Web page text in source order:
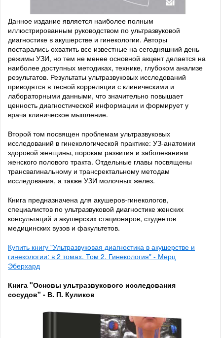
Данное издание является наиболее полным
иллюстрированным руководством по ультразвуковой
диагностике в акушерстве и гинекологии. Авторы
постарались охватить все известные на сегодняшний день
режимы УЗИ, но тем не менее основной акцент делается на
наиболее доступных методиках, технике, глубоком анализе
результатов. Результаты ультразвуковых исследований
приводятся в тесной корреляции с клиническими и
лабораторными данными, что значительно повышает
ценность диагностической информации и формирует у
врача клиническое мышление.
Второй том посвящен проблемам ультразвуковых
исследований в гинекологической практике: УЗ-анатомии
здоровой женщины, порокам развития и заболеваниям
женского полового тракта. Отдельные главы посвящены
трансвагинальному и трансректальному методам
исследования, а также УЗИ молочных желез.
Книга предназначена для акушеров-гинекологов,
специалистов по ультразвуковой диагностике женских
консультаций и акушерских стационаров, студентов
медицинских вузов и факультетов.
Купить книгу "Ультразвуковая диагностика в акушерстве и
гинекологии: в 2 томах. Том 2. Гинекология" - Мерц
Эберхард
Книга "Основы ультразвукового исследования
сосудов" - В. П. Куликов